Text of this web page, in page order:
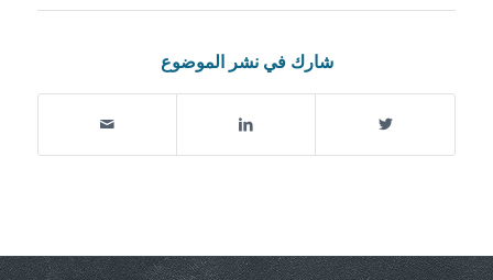
شارك في نشر الموضوع